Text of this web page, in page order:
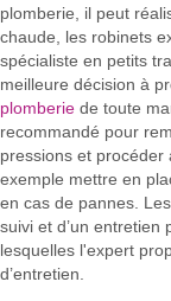
plomberie, il peut
chaude, les robinets
spécialiste en petits
meilleure décision à
plomberie de toute
recommandé pour
pressions et procéder
exemple mettre en
en cas de pannes. Les
suivi et d’un entretien
lesquelles l'expert
d’entretien.